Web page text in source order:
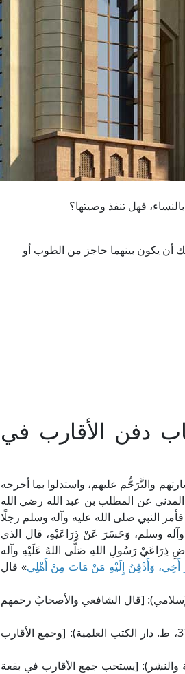
فهل تنفذ وصيتها؟
أن يكون بينهما حاجز من الطوب أو
دفن الأقارب في
والتَّرَحُّم عليهم، واستدلوا بما أخرجه
عن المطلب بن عبد الله رضي الله
النبي صلى الله عليه وآله وسلم رجلًا
وآله وسلم، وَحَسَرَ عَنْ ذِرَاعَيْهِ، قال الذي
ذِرَاعَيْ رَسُولِ اللهِ صَلَّى اللهُ عَلَيْهِ وآله
أَخِي، وَأَدْفِنُ إِلَيْهِ مَنْ مَاتَ مِنْ أَهْلِي» قال
"روضة الطالبين" (2/ 142، ط. المكتب الإسلامي): [قال الشافعي والأصحابُ رحمهم
وقال الإمام ابن قدامة الحنبلي في "الكافي في فقه الإمام أحمد" (1/ 370، ط. دار الكتب العلمية): [وجمع الأقارب
"الإنصاف" (6/ 243، ط. هجر للطباعة والنشر): [يستحب جمع الأقارب في بقعة